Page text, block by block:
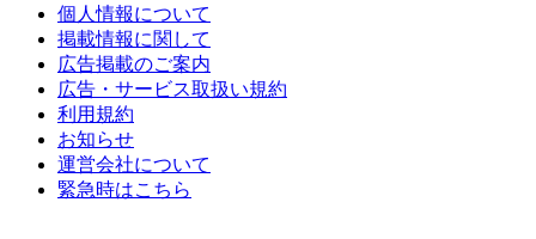
個人情報について
掲載情報に関して
広告掲載のご案内
広告・サービス取扱い規約
利用規約
お知らせ
運営会社について
緊急時はこちら